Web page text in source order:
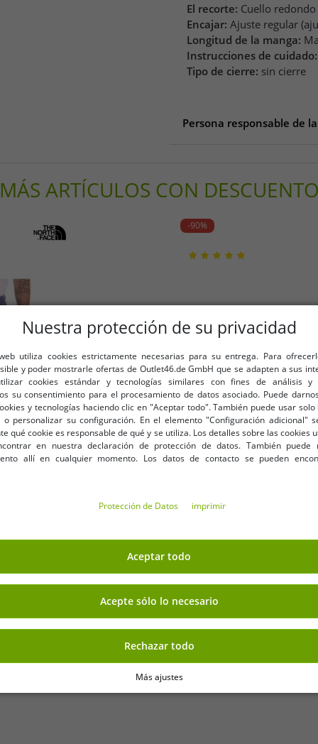
El recorte: Cuello redondo
Encajar: Ajuste regular
Longitud de la manga:
Instrucciones de cuidado:
Tipo de cierre: sin cierre
Persona responsable de la
Werner-Otto-Straße 1-7
22179 Hamburg
customer-
ARTÍCULOS CON DESCUENTO
azul
-90%
THE NORTH FACE
deportivo de
-82%
Nuestra protección de su privacidad
utiliza cookies estrictamente necesarias para su entrega. Para
y poder mostrarle ofertas de Outlet46.de GmbH que se adapten a sus
cookies estándar y tecnologías similares con fines de análisis y
su consentimiento para el procesamiento de datos asociado. Puede
y tecnologías haciendo clic en "Aceptar todo". También puede usar solo
o personalizar su configuración. En el elemento "Configuración adicional"
qué cookie es responsable de qué y se utiliza. Los detalles sobre las cookies
en nuestra declaración de protección de datos. También puede
allí en cualquier momento. Los datos de contacto se pueden
Protección de Datos imprimir
Aceptar todo
Acepte sólo lo necesario
Rechazar todo
Más ajustes